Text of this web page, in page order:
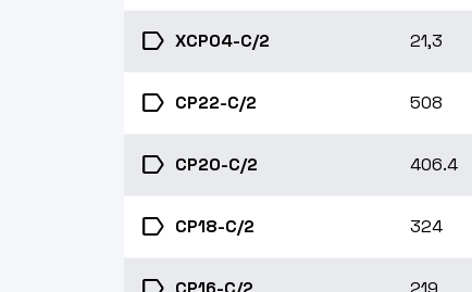
label XCP04-C/2 21,3
label CP22-C/2 508
label CP20-C/2 406.4
label CP18-C/2 324